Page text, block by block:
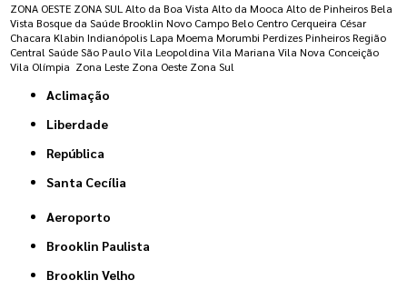
ZONA OESTE ZONA SUL Alto da Boa Vista Alto da Mooca Alto de Pinheiros Bela
Vista Bosque da Saúde Brooklin Novo Campo Belo Centro Cerqueira César
Chacara Klabin Indianópolis Lapa Moema Morumbi Perdizes Pinheiros Região
Central Saúde São Paulo Vila Leopoldina Vila Mariana Vila Nova Conceição
Vila Olímpia Zona Leste Zona Oeste Zona Sul
Aclimação
Liberdade
República
Santa Cecília
Aeroporto
Brooklin Paulista
Brooklin Velho